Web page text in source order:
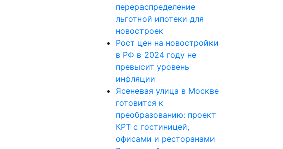
перераспределение
льготной ипотеки для
новостроек
Рост цен на новостройки
в РФ в 2024 году не
превысит уровень
инфляции
Ясеневая улица в Москве
готовится к
преобразованию: проект
КРТ с гостиницей,
офисами и ресторанами